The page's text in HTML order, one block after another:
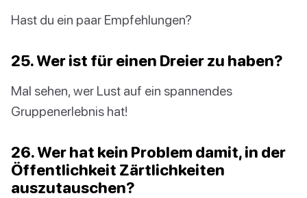
Hast du ein paar Empfehlungen?
25. Wer ist für einen Dreier zu haben?
Mal sehen, wer Lust auf ein spannendes
Gruppenerlebnis hat!
26. Wer hat kein Problem damit, in der
Öffentlichkeit Zärtlichkeiten
auszutauschen?